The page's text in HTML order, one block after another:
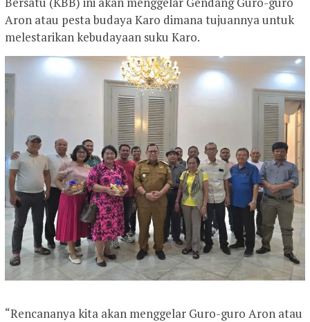
Aron atau pesta budaya Karo dimana tujuannya untuk
melestarikan kebudayaan suku Karo.
“Rencananya kita akan menggelar Guro-guro Aron atau